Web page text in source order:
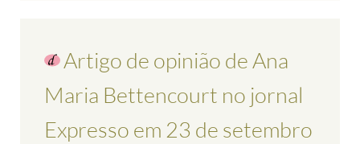
Artigo de opinião de Ana
Maria Bettencourt no jornal
Expresso em 23 de setembro